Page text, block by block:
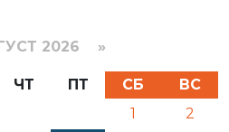
2026 »
ЧТ ПТ СБ
ВС
1
2